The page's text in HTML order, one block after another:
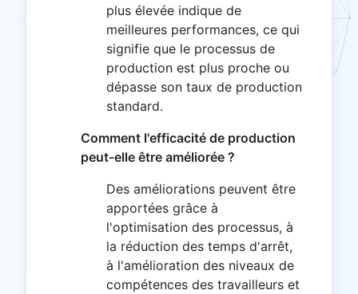
plus élevée indique de
meilleures performances, ce qui
signifie que le processus de
production est plus proche ou
dépasse son taux de production
standard.
Comment l'efficacité de production
peut-elle être améliorée ?
Des améliorations peuvent être
apportées grâce à
l'optimisation des processus, à
la réduction des temps d'arrêt,
à l'amélioration des niveaux de
compétences des travailleurs et